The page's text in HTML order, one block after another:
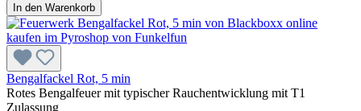
In den Warenkorb
Bengalfackel Rot, 5 min
Rotes Bengalfeuer mit typischer Rauchentwicklung mit T1
Zulassung